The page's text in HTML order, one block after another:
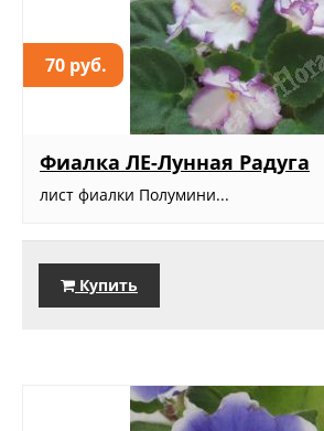
70 руб.
Фиалка ЛЕ-Лунная Радуга
лист фиалки Полумини...
Купить